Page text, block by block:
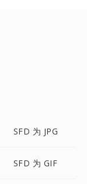
SFD 为 JPG
SFD 为 GIF